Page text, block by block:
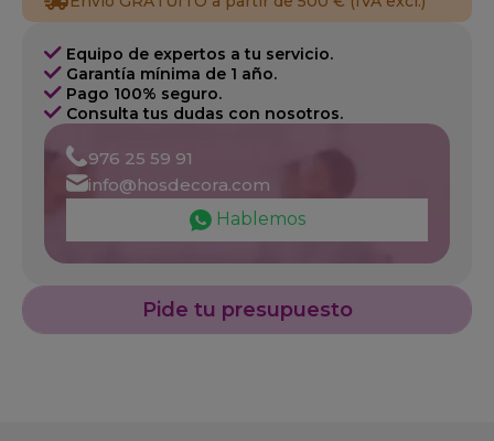
Equipo de expertos a tu servicio.
Garantía mínima de 1 año.
Pago 100% seguro.
Consulta tus dudas con nosotros.
976 25 59 91
info@hosdecora.com
Hablemos
Pide tu presupuesto